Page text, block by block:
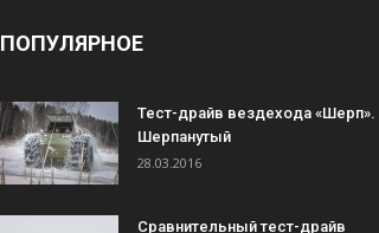
ПОПУЛЯРНОЕ
Тест-драйв вездехода «Шерп».
Шерпанутый
28.03.2016
Сравнительный тест-драйв